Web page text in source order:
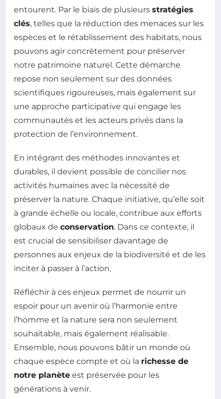
entourent. Par le biais de plusieurs stratégies
clés, telles que la réduction des menaces sur les
espèces et le rétablissement des habitats, nous
pouvons agir concrètement pour préserver
notre patrimoine naturel. Cette démarche
repose non seulement sur des données
scientifiques rigoureuses, mais également sur
une approche participative qui engage les
communautés et les acteurs privés dans la
protection de l’environnement.
En intégrant des méthodes innovantes et
durables, il devient possible de concilier nos
activités humaines avec la nécessité de
préserver la nature. Chaque initiative, qu’elle soit
à grande échelle ou locale, contribue aux efforts
globaux de conservation. Dans ce contexte, il
est crucial de sensibiliser davantage de
personnes aux enjeux de la biodiversité et de les
inciter à passer à l’action.
Réfléchir à ces enjeux permet de nourrir un
espoir pour un avenir où l’harmonie entre
l’homme et la nature sera non seulement
souhaitable, mais également réalisable.
Ensemble, nous pouvons bâtir un monde où
chaque espèce compte et où la richesse de
notre planète est préservée pour les
générations à venir.